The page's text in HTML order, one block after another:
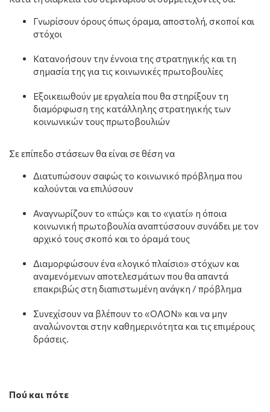
Γνωρίσουν όρους όπως όραμα, αποστολή, σκοποί και
στόχοι
Κατανοήσουν την έννοια της στρατηγικής και τη
σημασία της για τις κοινωνικές πρωτοβουλίες
Εξοικειωθούν με εργαλεία που θα στηρίξουν τη
διαμόρφωση της κατάλληλης στρατηγικής των
κοινωνικών τους πρωτοβουλιών
Σε επίπεδο στάσεων θα είναι σε θέση να
Διατυπώσουν σαφώς το κοινωνικό πρόβλημα που
καλούνται να επιλύσουν
Αναγνωρίζουν το «πώς» και το «γιατί» η όποια
κοινωνική πρωτοβουλία αναπτύσσουν συνάδει με τον
αρχικό τους σκοπό και το όραμά τους
Διαμορφώσουν ένα «λογικό πλαίσιο» στόχων και
αναμενόμενων αποτελεσμάτων που θα απαντά
επακριβώς στη διαπιστωμένη ανάγκη / πρόβλημα
Συνεχίσουν να βλέπουν το «ΟΛΟΝ» και να μην
αναλώνονται στην καθημερινότητα και τις επιμέρους
δράσεις.
Πού και πότε